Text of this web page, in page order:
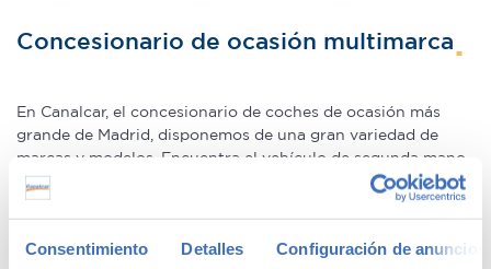
Consentimiento Detalles Configuración de anuncios
Concesionario de ocasión multimarca
En Canalcar, el concesionario de coches de ocasión más
grande de Madrid, disponemos de una gran variedad de
marcas y modelos. Encuentra el vehículo de segunda mano
que mejor se adapte a tus necesidades, con la mejor
relación calidad-precio. O si lo prefieres, ven a vernos y te